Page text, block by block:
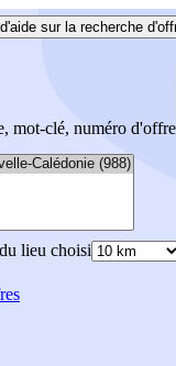
sur la recherche
mot-clé, numéro d'offre
lieu choisi